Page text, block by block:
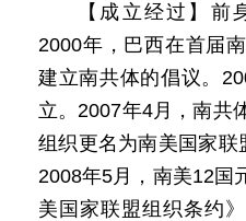
【成立经过】前
2000年，巴西在首届
建立南共体的倡议。
立。2007年4月，南共
组织更名为南美国家联
2008年5月，南美12国
美国家联盟组织条约